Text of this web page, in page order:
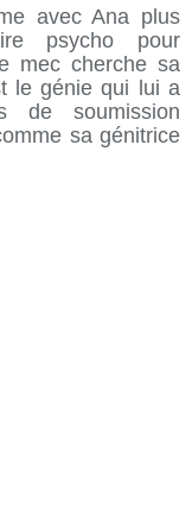
avec Ana plus
psycho pour
mec cherche sa
le génie qui lui a
de soumission
sa génitrice